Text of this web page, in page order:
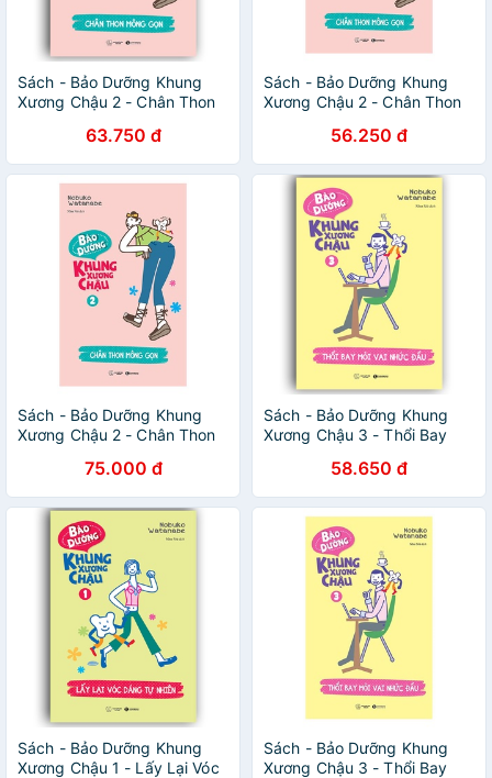
Sách - Bảo Dưỡng Khung
Xương Chậu 2 - Chân Thon
63.750 đ
Sách - Bảo Dưỡng Khung
Xương Chậu 2 - Chân Thon
56.250 đ
Sách - Bảo Dưỡng Khung
Xương Chậu 2 - Chân Thon
75.000 đ
Sách - Bảo Dưỡng Khung
Xương Chậu 3 - Thổi Bay
58.650 đ
Sách - Bảo Dưỡng Khung
Xương Chậu 1 - Lấy Lại Vóc
Sách - Bảo Dưỡng Khung
Xương Chậu 3 - Thổi Bay